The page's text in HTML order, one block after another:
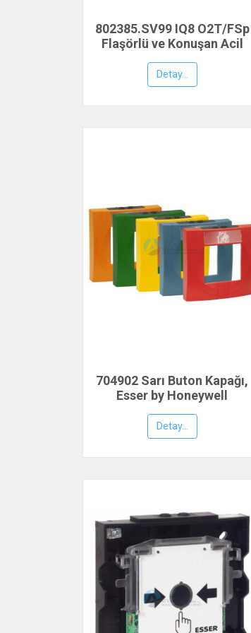
802385.SV99 IQ8 O2T/FSp
Flaşörlü ve Konuşan Acil
ESSER by Honeywell
Detay...
704902 Sarı Buton Kapağı,
Esser by Honeywell
Detay...